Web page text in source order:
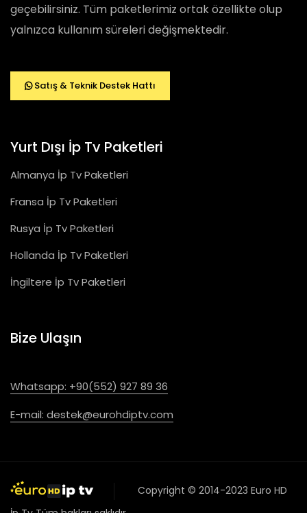
geçebilirsiniz. Tüm paketlerimiz ortak özellikte olup
yalnızca kullanım süreleri değişmektedir.
Satış & Teknik Destek Hattı
Yurt Dışı İp Tv Paketleri
Almanya İp Tv Paketleri
Fransa İp Tv Paketleri
Rusya İp Tv Paketleri
Hollanda İp Tv Paketleri
İngiltere İp Tv Paketleri
Bize Ulaşın
Whatsapp: +90(552) 927 89 36
E-mail: destek@eurohdiptv.com
Copyright © 2014-2023Euro HD